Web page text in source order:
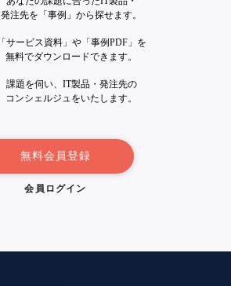
発注先を「事例」から探せます。
「サービス資料」や「事例PDF」を
無料でダウンロードできます。
課題を伺い、IT製品・発注先の
コンシェルジュをいたします。
無料会員登録
会員ログイン